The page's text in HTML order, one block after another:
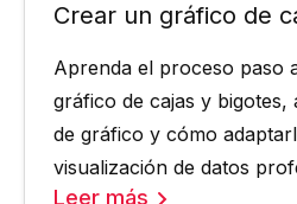
Crear un gráfico de
Aprenda el proceso paso
gráfico de cajas y bigotes,
de gráfico y cómo
visualización de datos
Leer más